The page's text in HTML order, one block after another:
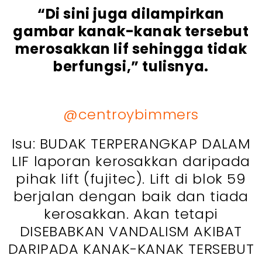
“Di sini juga dilampirkan
gambar kanak-kanak tersebut
merosakkan lif sehingga tidak
berfungsi,” tulisnya.
@centroybimmers
Isu: BUDAK TERPERANGKAP DALAM
LIF laporan kerosakkan daripada
pihak lift (fujitec). Lift di blok 59
berjalan dengan baik dan tiada
kerosakkan. Akan tetapi
DISEBABKAN VANDALISM AKIBAT
DARIPADA KANAK-KANAK TERSEBUT